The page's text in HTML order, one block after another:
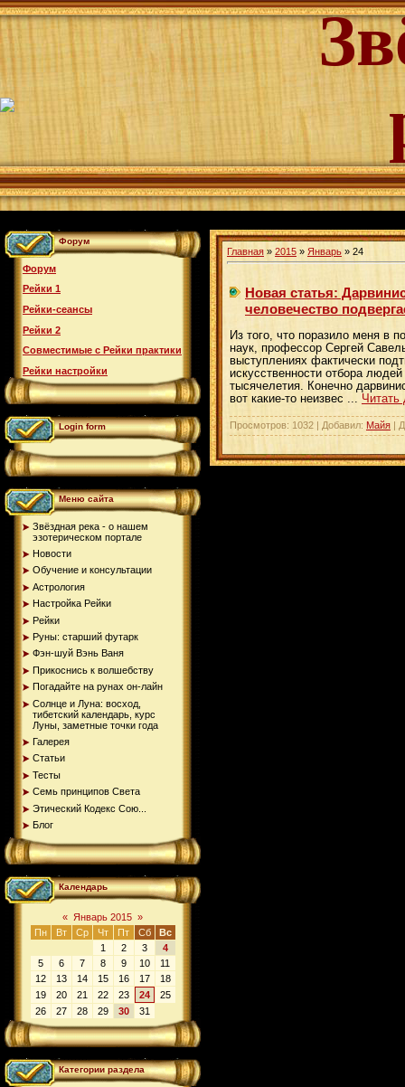
Форум
Форум
Рейки 1
Рейки-сеансы
Рейки 2
Совместимые с Рейки практики
Рейки настройки
Login form
Меню сайта
Звёздная река - о нашем
эзотерическом портале
Новости
Обучение и консультации
Астрология
Настройка Рейки
Рейки
Руны: старший футарк
Фэн-шуй Вэнь Ваня
Прикоснись к волшебству
Погадайте на рунах oн-лайн
Солнце и Луна: восход,
тибетский календарь, курс
Луны, заметные точки года
Галерея
Статьи
Тесты
Семь принципов Света
Этический Кодекс Сою...
Блог
Календарь
« Январь 2015 »
Пн
Вт Ср Чт Пт Сб
Вс
1
2 3
4
5
6 7 8 9 10
11
12
13 14 15 16 17
18
19
20 21 22 23 24
25
26
27 28 29 30 31
Категории раздела
Главная » 2015 » Январь » 24
Новая статья:
человечество
Из того, что поразило меня в
наук, профессор Сергей
выступлениях фактически
искусственности отбора
тысячелетия. Конечно
вот какие-то неизвес
Просмотров: 1032 | Добавил: Майя |